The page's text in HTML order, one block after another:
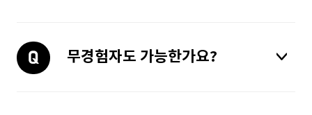
스토리 무경험자도 가능한가요?